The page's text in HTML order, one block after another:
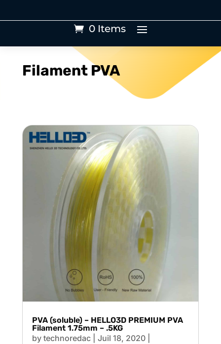
0 Items
Filament PVA
PVA (soluble) – HELLO3D PREMIUM PVA
Filament 1.75mm – .5KG
by technoredac| Juil 18, 2020|